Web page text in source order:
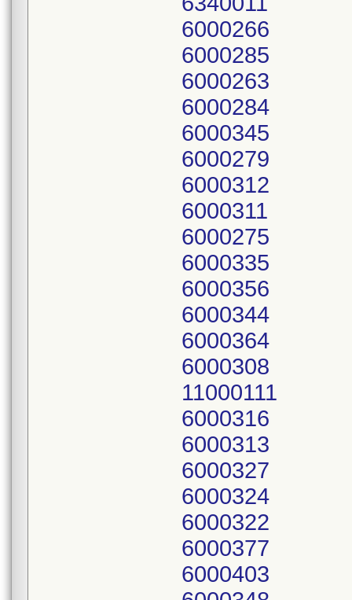
6000266
6000285
6000263
6000284
6000345
6000279
6000312
6000311
6000275
6000335
6000356
6000344
6000364
6000308
11000111
6000316
6000313
6000327
6000324
6000322
6000377
6000403